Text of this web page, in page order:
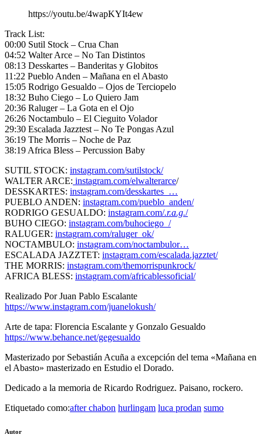
https://youtu.be/4wapKYIt4ew
Track List:
00:00 Sutil Stock – Crua Chan
04:52 Walter Arce – No Tan Distintos
08:13 Desskartes – Banderitas y Globitos
11:22 Pueblo Anden – Mañana en el Abasto
15:05 Rodrigo Gesualdo – Ojos de Terciopelo
18:32 Buho Ciego – Lo Quiero Jam
20:36 Raluger – La Gota en el Ojo
26:26 Noctambulo – El Cieguito Volador
29:30 Escalada Jazztest – No Te Pongas Azul
36:19 The Morris – Noche de Paz
38:19 Africa Bless – Percussion Baby
SUTIL STOCK: instagram.com/sutilstock/
WALTER ARCE: instagram.com/elwalterarce/
DESSKARTES: instagram.com/desskartes_…
PUEBLO ANDEN: instagram.com/pueblo_anden/
RODRIGO GESUALDO: instagram.com/.r.a.g./
BUHO CIEGO: instagram.com/buhociego_/
RALUGER: instagram.com/raluger_ok/
NOCTAMBULO: instagram.com/noctambulor…
ESCALADA JAZZTET: instagram.com/escalada.jazztet/
THE MORRIS: instagram.com/themorrispunkrock/
AFRICA BLESS: instagram.com/africablessoficial/
Realizado Por Juan Pablo Escalante
https://www.instagram.com/juanelokush/
Arte de tapa: Florencia Escalante y Gonzalo Gesualdo
https://www.behance.net/gegesualdo
Masterizado por Sebastián Acuña a excepción del tema «Mañana en
el Abasto» masterizado en Estudio el Dorado.
Dedicado a la memoria de Ricardo Rodriguez. Paisano, rockero.
Etiquetado como:after chabon hurlingam luca prodan sumo
Autor